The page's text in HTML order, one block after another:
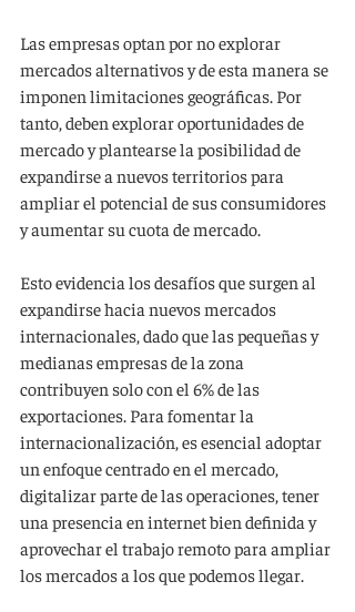
Las empresas optan por no explorar
mercados alternativos y de esta manera se
imponen limitaciones geográficas. Por
tanto, deben explorar oportunidades de
mercado y plantearse la posibilidad de
expandirse a nuevos territorios para
ampliar el potencial de sus consumidores
y aumentar su cuota de mercado.
Esto evidencia los desafíos que surgen al
expandirse hacia nuevos mercados
internacionales, dado que las pequeñas y
medianas empresas de la zona
contribuyen solo con el 6% de las
exportaciones. Para fomentar la
internacionalización, es esencial adoptar
un enfoque centrado en el mercado,
digitalizar parte de las operaciones, tener
una presencia en internet bien definida y
aprovechar el trabajo remoto para ampliar
los mercados a los que podemos llegar.